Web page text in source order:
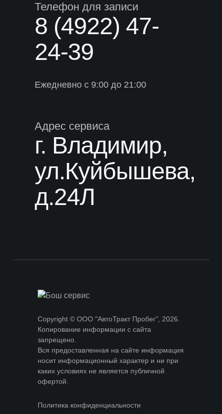
[ Ремонт узлов ]
Ремонт двигателя
Ремонт подвески
управления
Ремонт трансмиссии
Ремонт кондиционера
[ Выхлопная система и электрика ]
Ремонт выхлопной системы
Телефон для записи
8 (4922) 47-
24-39
Ежедневно с 9:00 до 21:00
Адрес сервиса
г. Владимир,
ул.Куйбышева,
д.24Л
Copyright © ООО "АвтоТракт Пробег", 2026.
Копирование информации с сайта
запрещено.
Вся предоставленная на сайте информация
носит информационный характер и ни при
каких условиях не является публичной
офертой.
Политика конфиденциальности